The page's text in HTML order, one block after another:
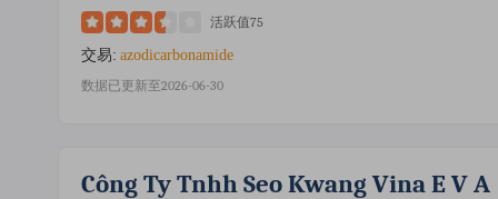
活跃值75
交易: azodicarbonamide
数据已更新至2026-06-30
Công Ty Tnhh Seo Kwang Vina E V A